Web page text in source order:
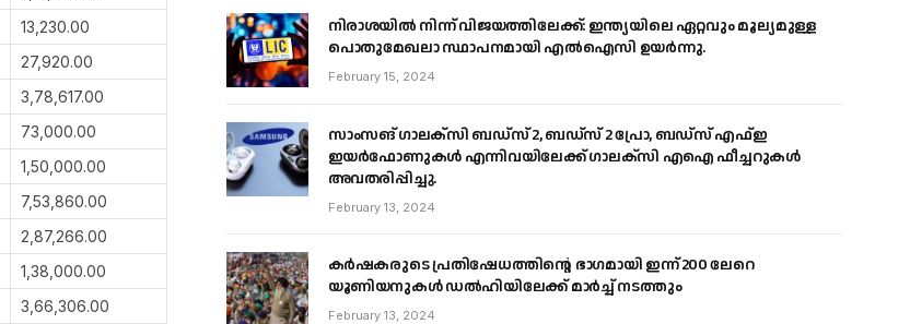
13,230.00
27,920.00
3,78,617.00
73,000.00
1,50,000.00
7,53,860.00
2,87,266.00
1,38,000.00
3,66,306.00
നിരാശയിൽ നിന്ന് വിജയത്തിലേക്ക്: ഇന്ത്യയിലെ ഏറ്റവും മൂല്യമുള്ള
പൊതുമേഖലാ സ്ഥാപനമായി എൽഐസി ഉയർന്നു.
February 15, 2024
സാംസങ് ഗാലക്‌സി ബഡ്‌സ് 2, ബഡ്‌സ് 2 പ്രോ, ബഡ്‌സ് എഫ്ഇ
ഇയർഫോണുകൾ എന്നിവയിലേക്ക് ഗാലക്‌സി എഐ ഫീച്ചറുകൾ
അവതരിപ്പിച്ചു.
February 13, 2024
കർഷകരുടെ പ്രതിഷേധത്തിൻ്റെ ഭാഗമായി ഇന്ന് 200 ലേറെ
യൂണിയനുകൾ ഡൽഹിയിലേക്ക് മാർച്ച് നടത്തും
February 13, 2024